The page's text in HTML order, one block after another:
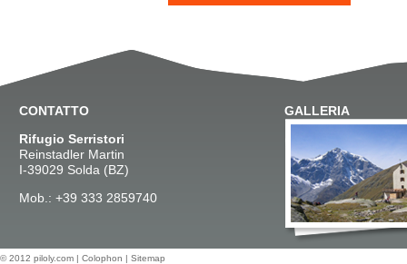
CONTATTO
Rifugio Serristori
Reinstadler Martin
I-39029 Solda (BZ)
Mob.: +39 333 2859740
GALLERIA
© 2012 piloly.com | Colophon | Sitemap